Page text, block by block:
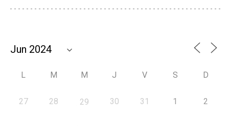
L M M J V S D
27 28 29 30 31 1 2